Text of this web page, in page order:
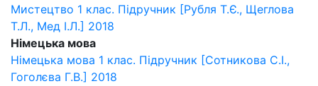
Мистецтво 1 клас. Підручник [Рубля Т.Є., Щеглова
Т.Л., Мед І.Л.] 2018
Німецька мова
Німецька мова 1 клас. Підручник [Сотникова С.І.,
Гоголєва Г.В.] 2018